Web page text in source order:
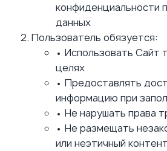
конфиденциальности
данных
Пользователь обязуется:
• Использовать Сайт
целях
• Предоставлять
информацию при
• Не нарушать права
• Не размещать
или неэтичный контент